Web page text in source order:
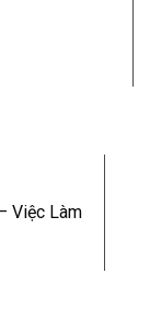
Việc Làm